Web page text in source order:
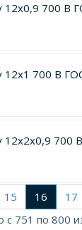
12х0,9 700 В
12х1 700 В
12х2х0,9 700
15 16 17
с 751 по 800